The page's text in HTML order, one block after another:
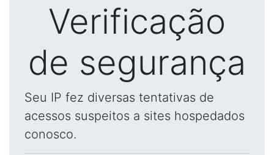
Verificação
de segurança
Seu IP fez diversas tentativas de
acessos suspeitos a sites hospedados
conosco.